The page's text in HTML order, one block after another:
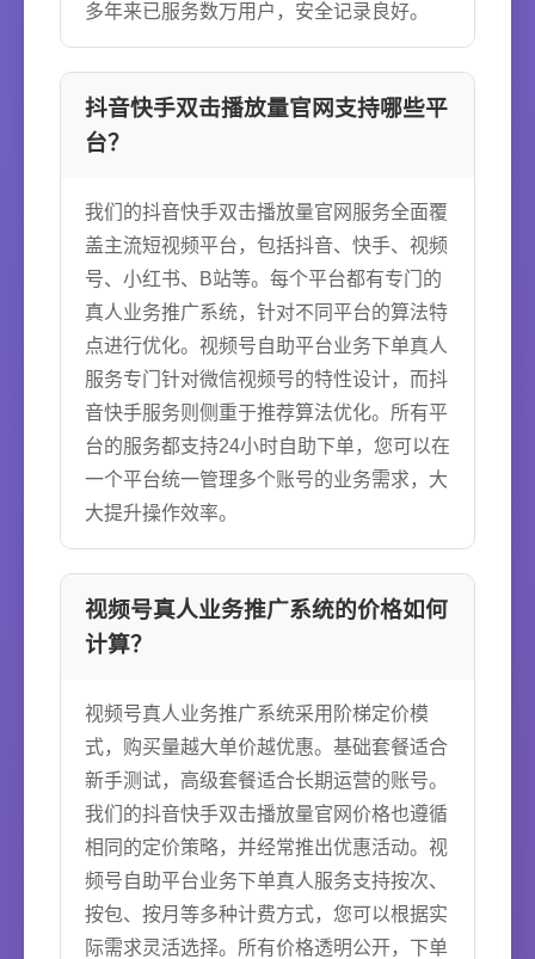
多年来已服务数万用户，安全记录良好。
抖音快手双击播放量官网支持哪些平
台？
我们的抖音快手双击播放量官网服务全面覆
盖主流短视频平台，包括抖音、快手、视频
号、小红书、B站等。每个平台都有专门的
真人业务推广系统，针对不同平台的算法特
点进行优化。视频号自助平台业务下单真人
服务专门针对微信视频号的特性设计，而抖
音快手服务则侧重于推荐算法优化。所有平
台的服务都支持24小时自助下单，您可以在
一个平台统一管理多个账号的业务需求，大
大提升操作效率。
视频号真人业务推广系统的价格如何
计算？
视频号真人业务推广系统采用阶梯定价模
式，购买量越大单价越优惠。基础套餐适合
新手测试，高级套餐适合长期运营的账号。
我们的抖音快手双击播放量官网价格也遵循
相同的定价策略，并经常推出优惠活动。视
频号自助平台业务下单真人服务支持按次、
按包、按月等多种计费方式，您可以根据实
际需求灵活选择。所有价格透明公开，下单